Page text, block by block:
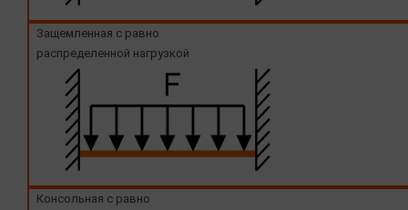
Защемленная с равно
распределенной нагрузкой
Консольная с равно